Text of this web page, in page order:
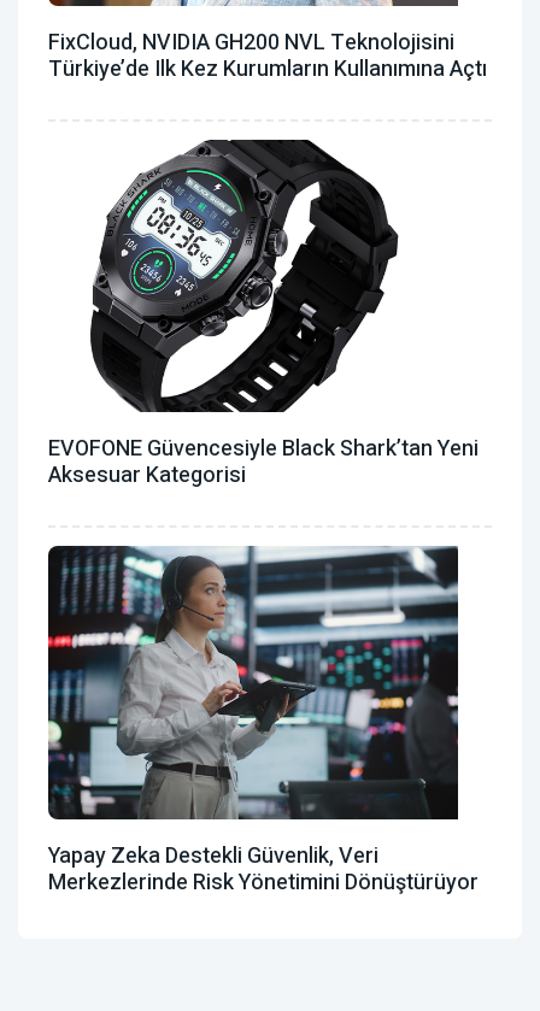
FixCloud, NVIDIA GH200 NVL Teknolojisini
Türkiye’de Ilk Kez Kurumların Kullanımına Açtı
EVOFONE Güvencesiyle Black Shark’tan Yeni
Aksesuar Kategorisi
Yapay Zeka Destekli Güvenlik, Veri
Merkezlerinde Risk Yönetimini Dönüştürüyor